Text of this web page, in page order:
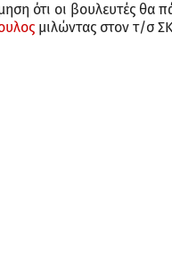
ότι οι βουλευτές
μιλώντας στον τ/σ